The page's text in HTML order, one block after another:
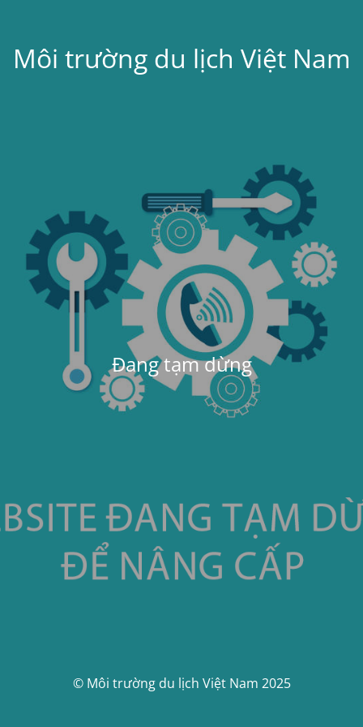
Môi trường du lịch Việt Nam
Đang tạm dừng
© Môi trường du lịch Việt Nam 2025